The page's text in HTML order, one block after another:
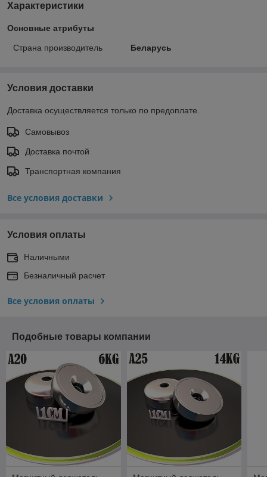
Характеристики
Основные атрибуты
Страна производитель Беларусь
Условия доставки
Доставка осуществляется только по предоплате.
Самовывоз
Доставка почтой
Транспортная компания
Все условия доставки
Условия оплаты
Наличными
Безналичный расчет
Все условия оплаты
Подобные товары компании